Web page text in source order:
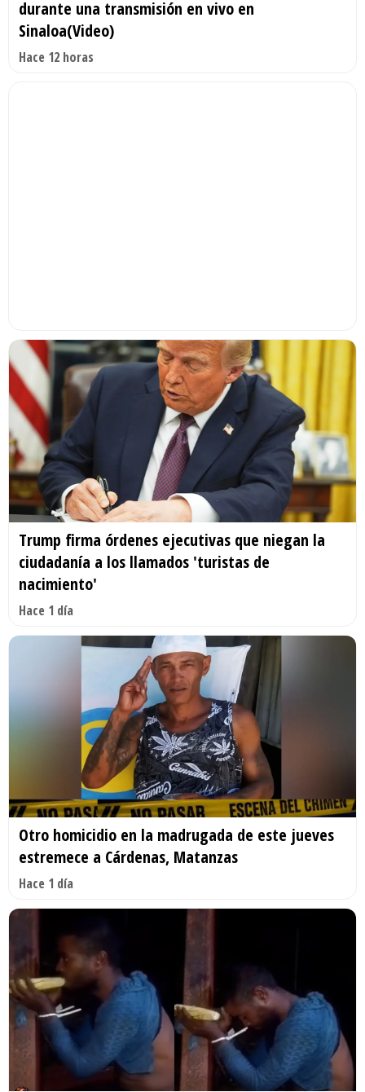
durante una transmisión en vivo en
Sinaloa(Video)
Hace 12 horas
Trump firma órdenes ejecutivas que niegan la
ciudadanía a los llamados 'turistas de
nacimiento'
Hace 1 día
Otro homicidio en la madrugada de este jueves
estremece a Cárdenas, Matanzas
Hace 1 día